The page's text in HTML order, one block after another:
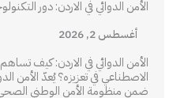
الأمن الدوائي في الاردن: دور
أغسطس 2, 2026
الأمن الدوائي في الاردن: كيف تساهم
الاصطناعي في تعزيزه؟ يُعدّ الأمن
ضمن منظومة الأمن الوطني